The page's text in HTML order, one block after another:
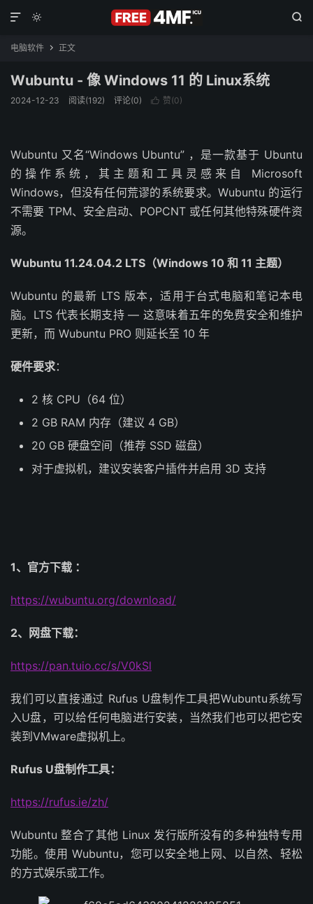
 

电脑软件  正文
Wubuntu - 像 Windows 11 的 Linux系统
2024-12-23 阅读(192) 评论(0)  赞(0)
Wubuntu 又名“Windows Ubuntu” ，是一款基于 Ubuntu
的操作系统，其主题和工具灵感来自 Microsoft
Windows，但没有任何荒谬的系统要求。Wubuntu 的运行
不需要 TPM、安全启动、POPCNT 或任何其他特殊硬件资
源。
Wubuntu 11.24.04.2 LTS（Windows 10 和 11 主题）
Wubuntu 的最新 LTS 版本，适用于台式电脑和笔记本电
脑。LTS 代表长期支持 — 这意味着五年的免费安全和维护
更新，而 Wubuntu PRO 则延长至 10 年
硬件要求：
2 核 CPU（64 位）
2 GB RAM 内存（建议 4 GB）
20 GB 硬盘空间（推荐 SSD 磁盘）
对于虚拟机，建议安装客户插件并启用 3D 支持
1、官方下载 ：
https://wubuntu.org/download/
2、网盘下载：
https://pan.tuio.cc/s/V0kSl
我们可以直接通过 Rufus U盘制作工具把Wubuntu系统写
入U盘，可以给任何电脑进行安装，当然我们也可以把它安
装到VMware虚拟机上。
Rufus U盘制作工具：
https://rufus.ie/zh/
Wubuntu 整合了其他 Linux 发行版所没有的多种独特专用
功能。使用 Wubuntu，您可以安全地上网、以自然、轻松
的方式娱乐或工作。